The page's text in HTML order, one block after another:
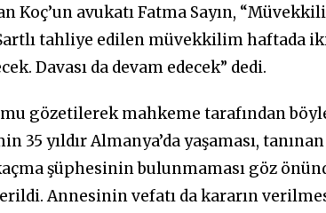
Koç’un avukatı Fatma Sayın,
tahliye edilen müvekkilim haftada iki
Davası da devam edecek” dedi.
gözetilerek mahkeme tarafından
35 yıldır Almanya’da yaşaması,
şüphesinin bulunmaması göz
Annesinin vefatı da kararın